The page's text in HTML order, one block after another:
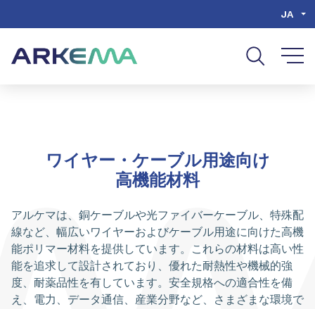
JA
ワイヤー・ケーブル用途向け
高機能材料
アルケマは、銅ケーブルや光ファイバーケーブル、特殊配
線など、幅広いワイヤーおよびケーブル用途に向けた高機
能ポリマー材料を提供しています。これらの材料は高い性
能を追求して設計されており、優れた耐熱性や機械的強
度、耐薬品性を有しています。安全規格への適合性を備
え、電力、データ通信、産業分野など、さまざまな環境で